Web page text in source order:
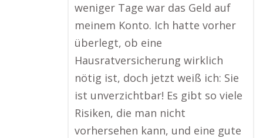
weniger Tage war das Geld auf
meinem Konto. Ich hatte vorher
überlegt, ob eine
Hausratversicherung wirklich
nötig ist, doch jetzt weiß ich: Sie
ist unverzichtbar! Es gibt so viele
Risiken, die man nicht
vorhersehen kann, und eine gute